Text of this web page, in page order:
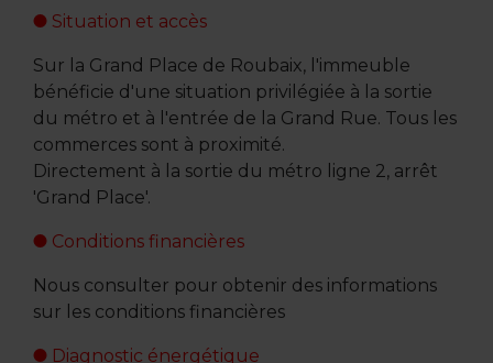
Situation et accès
Sur la Grand Place de Roubaix, l'immeuble
bénéficie d'une situation privilégiée à la sortie
du métro et à l'entrée de la Grand Rue. Tous les
commerces sont à proximité.
Directement à la sortie du métro ligne 2, arrêt
'Grand Place'.
Conditions financières
Nous consulter pour obtenir des informations
sur les conditions financières
Diagnostic énergétique